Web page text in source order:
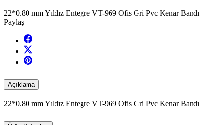
22*0.80 mm Yıldız Entegre VT-969 Ofis Gri Pvc Kenar Bandı
Paylaş
Açıklama
22*0.80 mm Yıldız Entegre VT-969 Ofis Gri Pvc Kenar Bandı